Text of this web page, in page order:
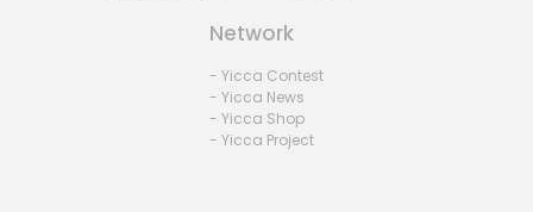
Network
- Yicca Contest
- Yicca News
- Yicca Shop
- Yicca Project